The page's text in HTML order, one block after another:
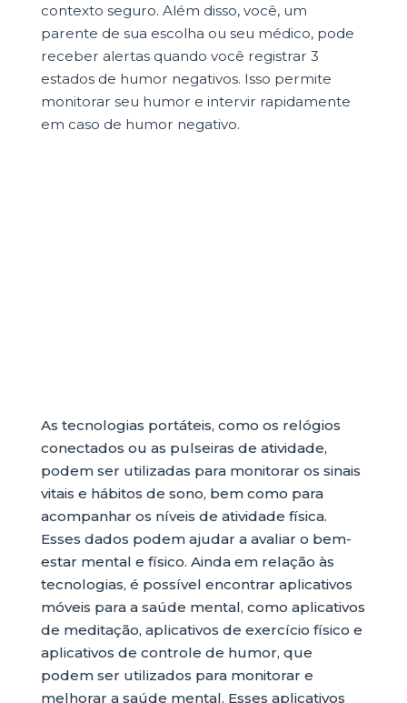
contexto seguro. Além disso, você, um
parente de sua escolha ou seu médico, pode
receber alertas quando você registrar 3
estados de humor negativos. Isso permite
monitorar seu humor e intervir rapidamente
em caso de humor negativo.
As tecnologias portáteis, como os relógios
conectados ou as pulseiras de atividade,
podem ser utilizadas para monitorar os sinais
vitais e hábitos de sono, bem como para
acompanhar os níveis de atividade física.
Esses dados podem ajudar a avaliar o bem-
estar mental e físico. Ainda em relação às
tecnologias, é possível encontrar aplicativos
móveis para a saúde mental, como aplicativos
de meditação, aplicativos de exercício físico e
aplicativos de controle de humor, que
podem ser utilizados para monitorar e
melhorar a saúde mental. Esses aplicativos